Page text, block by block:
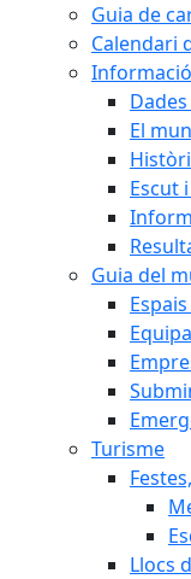
Guia de
Calendari
El
Escut
Guia del
Turisme
Llocs